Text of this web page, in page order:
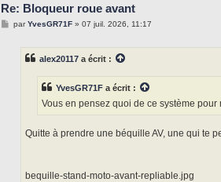
Re: Bloqueur roue avant
MparYvesGR71F» 07 juil. 2026, 11:17
alex20117 a écrit :
YvesGR71F a écrit :
Vous en pensez quoi de ce système
Quitte à prendre une béquille AV, une qui te
bequille-stand-moto-avant-repliable.jpg